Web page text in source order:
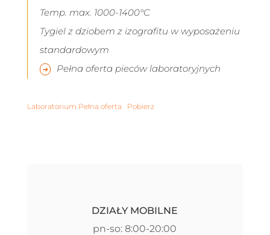
Temp. max. 1000-1400°C
Tygiel z dziobem z izografitu w wyposażeniu
standardowym
Pełna oferta pieców laboratoryjnych
Laboratorium Pełna oferta Pobierz
DZIAŁY MOBILNE
pn-so: 8:00-20:00